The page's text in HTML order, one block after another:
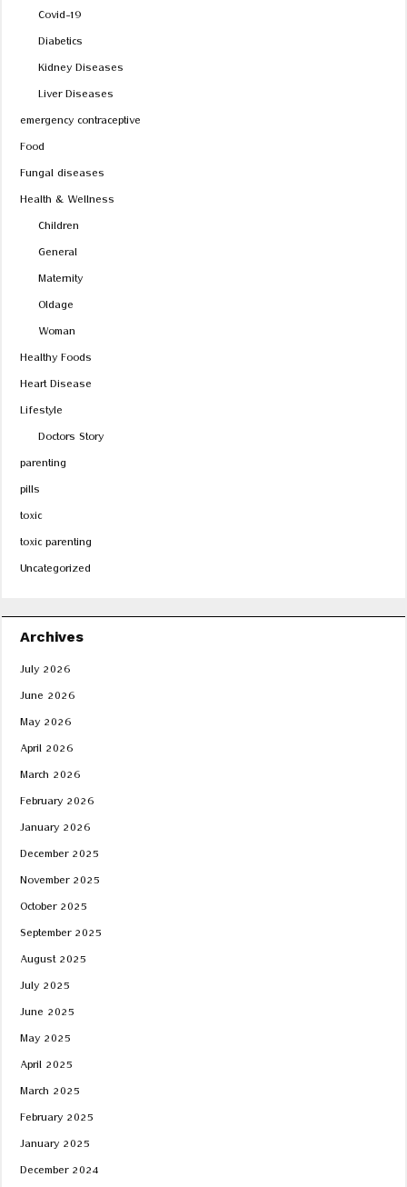
Covid-19
Diabetics
Kidney Diseases
Liver Diseases
emergency contraceptive
Food
Fungal diseases
Health & Wellness
Children
General
Maternity
Oldage
Woman
Healthy Foods
Heart Disease
Lifestyle
Doctors Story
parenting
pills
toxic
toxic parenting
Uncategorized
Archives
July 2026
June 2026
May 2026
April 2026
March 2026
February 2026
January 2026
December 2025
November 2025
October 2025
September 2025
August 2025
July 2025
June 2025
May 2025
April 2025
March 2025
February 2025
January 2025
December 2024